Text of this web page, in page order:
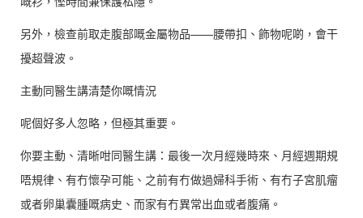
另外，檢查前取走腹部嘅金屬物品——腰帶扣、飾物呢啲，會干
擾超聲波。
主動同醫生講清楚你嘅情況
呢個好多人忽略，但極其重要。
你要主動、清晰咁同醫生講：最後一次月經幾時來、月經週期規
唔規律、有冇懷孕可能、之前有冇做過婦科手術、有冇子宮肌瘤
或者卵巢囊腫嘅病史、而家有冇異常出血或者腹痛。